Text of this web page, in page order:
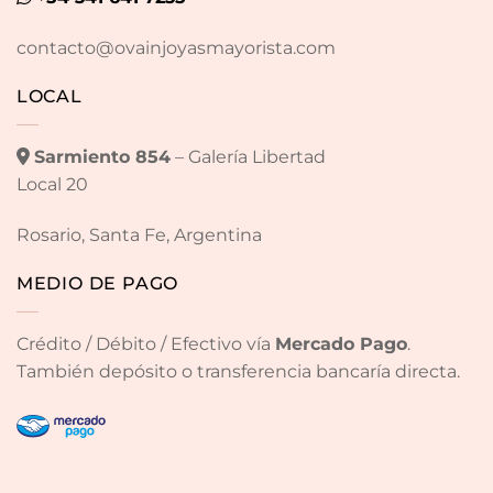
LOCAL
Sarmiento 854– Galería Libertad
Local 20
Rosario, Santa Fe, Argentina
MEDIO DE PAGO
Crédito / Débito / Efectivo vía Mercado Pago.
También depósito o transferencia bancaría directa.
contacto@ovainjoyasmayorista.com